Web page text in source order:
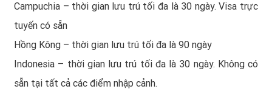
Campuchia – thời gian lưu trú tối đa là 30 ngày. Visa trực
tuyến có sẵn
Hồng Kông – thời gian lưu trú tối đa là 90 ngày
Indonesia – thời gian lưu trú tối đa là 30 ngày. Không có
sẵn tại tất cả các điểm nhập cảnh.